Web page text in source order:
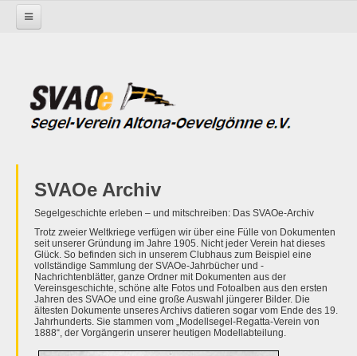
SVAOe Archiv
Segelgeschichte erleben – und mitschreiben: Das SVAOe-Archiv
Trotz zweier Weltkriege verfügen wir über eine Fülle von Dokumenten
seit unserer Gründung im Jahre 1905. Nicht jeder Verein hat dieses
Glück. So befinden sich in unserem Clubhaus zum Beispiel eine
vollständige Sammlung der SVAOe-Jahrbücher und -
Nachrichtenblätter, ganze Ordner mit Dokumenten aus der
Vereinsgeschichte, schöne alte Fotos und Fotoalben aus den ersten
Jahren des SVAOe und eine große Auswahl jüngerer Bilder. Die
ältesten Dokumente unseres Archivs datieren sogar vom Ende des 19.
Jahrhunderts. Sie stammen vom „Modellsegel-Regatta-Verein von
1888“, der Vorgängerin unserer heutigen Modellabteilung.